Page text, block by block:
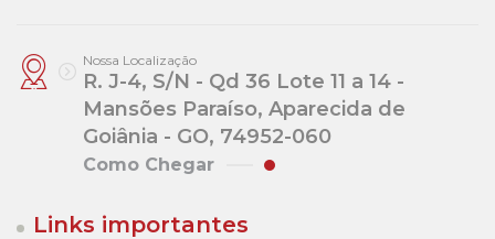
Nossa Localização
R. J-4, S/N - Qd 36 Lote 11 a 14 -
Mansões Paraíso, Aparecida de
Goiânia - GO, 74952-060
Como Chegar
Links importantes